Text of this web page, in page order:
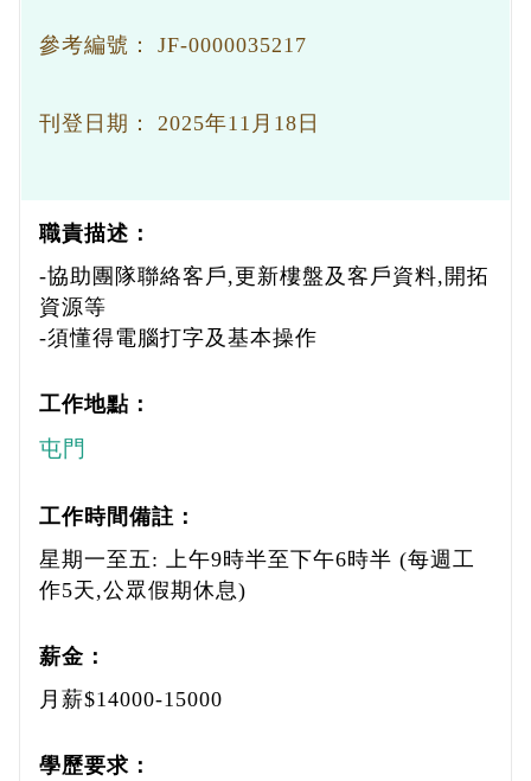
參考編號： JF-0000035217
刊登日期： 2025年11月18日
職責描述：
-協助團隊聯絡客戶,更新樓盤及客戶資料,開拓
資源等
-須懂得電腦打字及基本操作
工作地點：
屯門
工作時間備註：
星期一至五: 上午9時半至下午6時半 (每週工
作5天,公眾假期休息)
薪金：
月薪$14000-15000
學歷要求：